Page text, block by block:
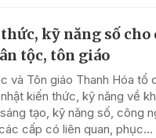
kỹ năng số cho
tộc, tôn giáo
và Tôn giáo Thanh Hóa tổ
kiến thức, kỹ năng về
tạo, kỹ năng số, công
cấp có liên quan, phục...